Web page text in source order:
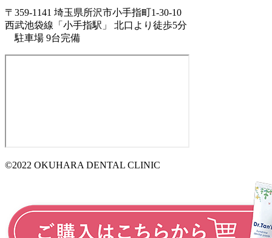
〒359-1141 埼玉県所沢市小手指町1-30-10
西武池袋線「小手指駅」 北口より徒歩5分
駐車場 9台完備
©2022 OKUHARA DENTAL CLINIC